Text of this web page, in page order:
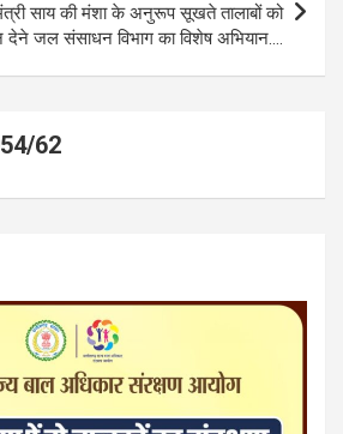
साय की मंशा के अनुरूप सूखते तालाबों को
देने जल संसाधन विभाग का विशेष अभियान….
62